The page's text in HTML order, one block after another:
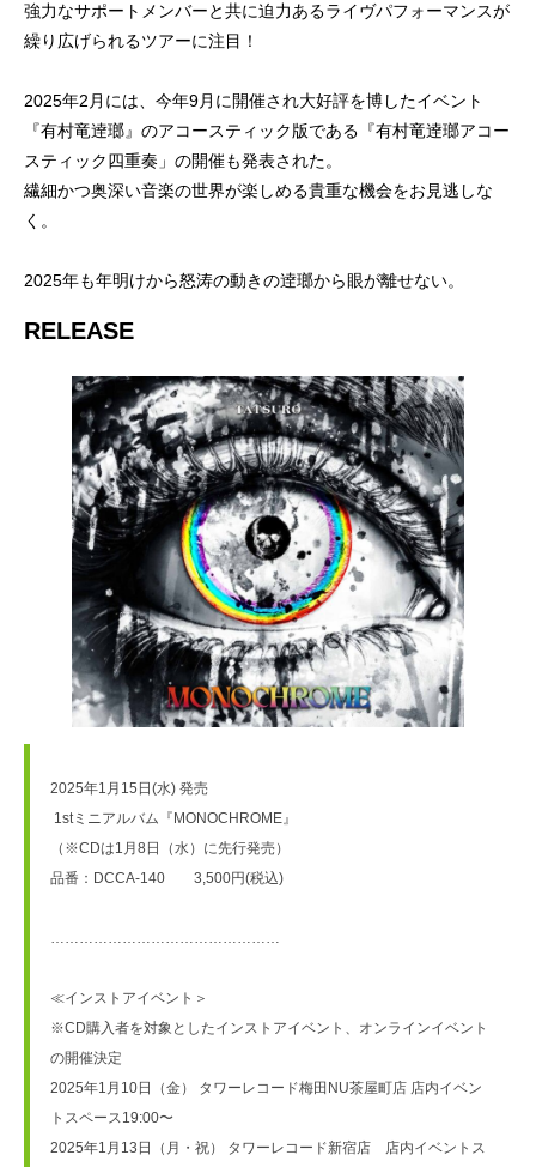
強力なサポートメンバーと共に迫力あるライヴパフォーマンスが
繰り広げられるツアーに注目！
2025年2月には、今年9月に開催され大好評を博したイベント
『有村竜逹瑯』のアコースティック版である『有村竜逹瑯アコー
スティック四重奏」の開催も発表された。
繊細かつ奥深い音楽の世界が楽しめる貴重な機会をお見逃しな
く。
2025年も年明けから怒涛の動きの逹瑯から眼が離せない。
RELEASE
2025年1月15日(水) 発売
1stミニアルバム『MONOCHROME』
（※CDは1月8日（水）に先行発売）
品番：DCCA-140　　3,500円(税込)
≪インストアイベント＞
※CD購入者を対象としたインストアイベント、オンラインイベント
の開催決定
2025年1月10日（金） タワーレコード梅田NU茶屋町店 店内イベン
トスペース19:00〜
2025年1月13日（月・祝） タワーレコード新宿店　店内イベントス